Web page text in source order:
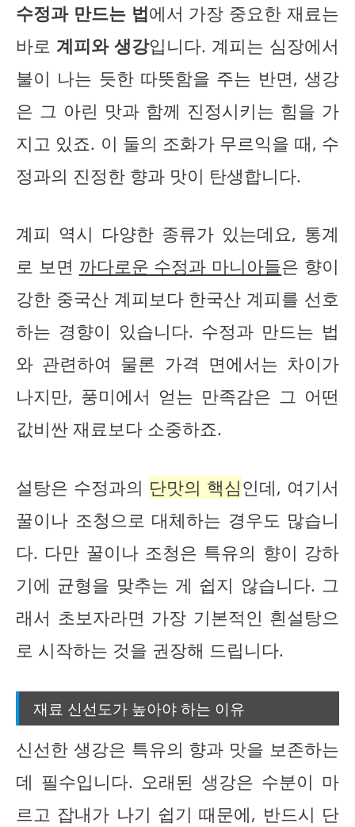
수정과 만드는 법에서 가장 중요한 재료는
바로 계피와 생강입니다. 계피는 심장에서
불이 나는 듯한 따뜻함을 주는 반면, 생강
은 그 아린 맛과 함께 진정시키는 힘을 가
지고 있죠. 이 둘의 조화가 무르익을 때, 수
정과의 진정한 향과 맛이 탄생합니다.
계피 역시 다양한 종류가 있는데요, 통계
로 보면 까다로운 수정과 마니아들은 향이
강한 중국산 계피보다 한국산 계피를 선호
하는 경향이 있습니다. 수정과 만드는 법
와 관련하여 물론 가격 면에서는 차이가
나지만, 풍미에서 얻는 만족감은 그 어떤
값비싼 재료보다 소중하죠.
설탕은 수정과의 단맛의 핵심인데, 여기서
꿀이나 조청으로 대체하는 경우도 많습니
다. 다만 꿀이나 조청은 특유의 향이 강하
기에 균형을 맞추는 게 쉽지 않습니다. 그
래서 초보자라면 가장 기본적인 흰설탕으
로 시작하는 것을 권장해 드립니다.
재료 신선도가 높아야 하는 이유
신선한 생강은 특유의 향과 맛을 보존하는
데 필수입니다. 오래된 생강은 수분이 마
르고 잡내가 나기 쉽기 때문에, 반드시 단